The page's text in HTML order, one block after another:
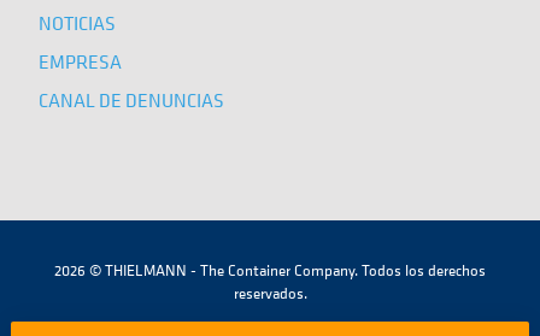
NOTICIAS
EMPRESA
CANAL DE DENUNCIAS
2026 © THIELMANN - The Container Company. Todos los derechos
reservados.